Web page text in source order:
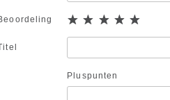
Pluspunten